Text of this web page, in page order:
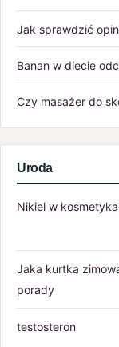
Jak sprawdzić
Banan w diecie
Czy masażer do
Uroda
Nikiel w
Jaka kurtka
porady
testosteron